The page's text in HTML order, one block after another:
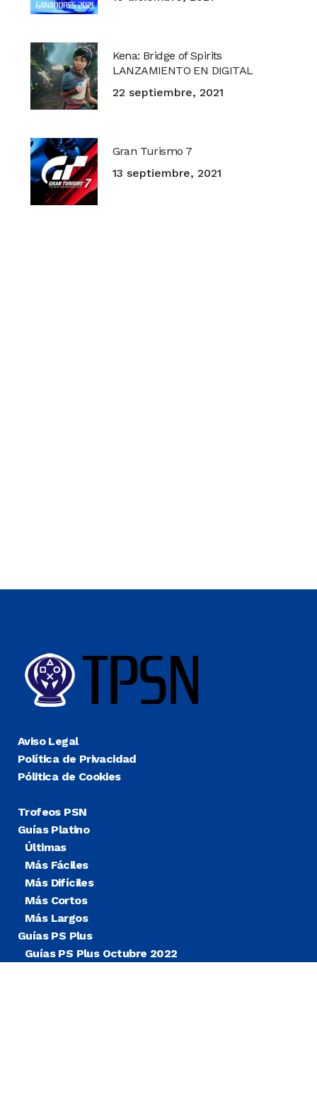
Kena: Bridge of Spirits
LANZAMIENTO EN DIGITAL
22 septiembre, 2021
Gran Turismo 7
13 septiembre, 2021
Aviso Legal
Política de Privacidad
Pólitica de Cookies
Trofeos PSN
Guías Platino
Últimas
Más Fáciles
Más Difíciles
Más Cortos
Más Largos
Guías PS Plus
Guías PS Plus Octubre 2022